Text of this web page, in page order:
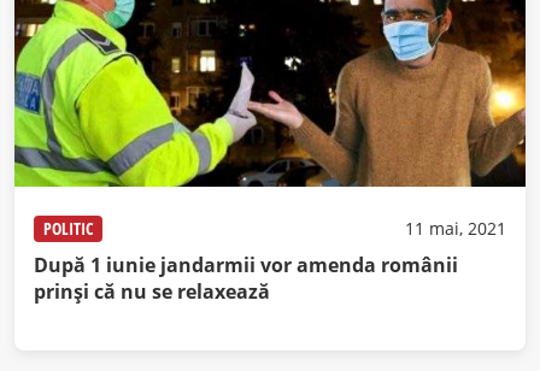
POLITIC 11 mai, 2021
După 1 iunie jandarmii vor amenda românii
prinși că nu se relaxează